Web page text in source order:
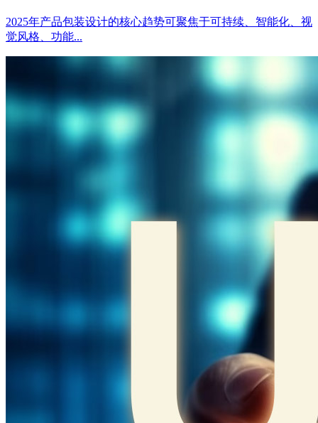
2025年产品包装设计的核心趋势可聚焦于可持续、智能化、视
觉风格、功能...